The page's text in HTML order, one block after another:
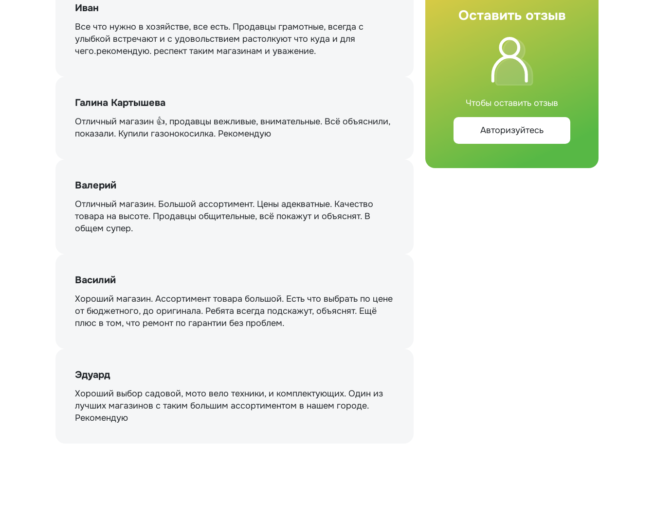
Иван
Все что нужно в хозяйстве, все есть. Продавцы грамотные, всегда с
улыбкой встречают и с удовольствием растолкуют что куда и для
чего.рекомендую. респект таким магазинам и уважение.
Галина Картышева
Отличный магазин 👍, продавцы вежливые, внимательные. Всё объяснили,
показали. Купили газонокосилка. Рекомендую
Валерий
Отличный магазин. Большой ассортимент. Цены адекватные. Качество
товара на высоте. Продавцы общительные, всё покажут и объяснят. В
общем супер.
Василий
Хороший магазин. Ассортимент товара большой. Есть что выбрать по цене
от бюджетного, до оригинала. Ребята всегда подскажут, объяснят. Ещё
плюс в том, что ремонт по гарантии без проблем.
Эдуард
Хороший выбор садовой, мото вело техники, и комплектующих. Один из
лучших магазинов с таким большим ассортиментом в нашем городе.
Рекомендую
Оставить отзыв
Чтобы оставить отзыв
Авторизуйтесь